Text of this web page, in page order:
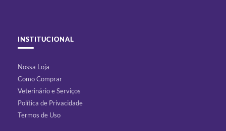
INSTITUCIONAL
Nossa Loja
Como Comprar
Veterinário e Serviços
Política de Privacidade
Termos de Uso